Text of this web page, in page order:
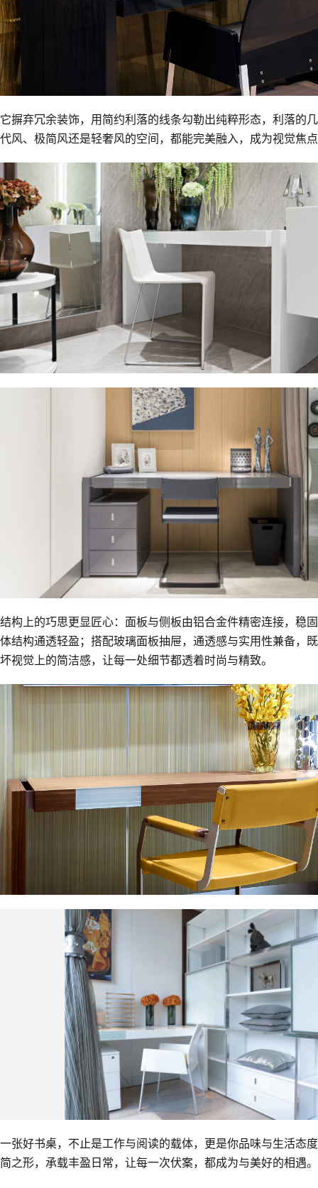
它摒弃冗余装饰，用简约利落的线条勾勒出纯粹形态，利落的
代风、极简风还是轻奢风的空间，都能完美融入，成为视觉焦
结构上的巧思更显匠心：面板与侧板由铝合金件精密连接，稳
体结构通透轻盈；搭配玻璃面板抽屉，通透感与实用性兼备，
坏视觉上的简洁感，让每一处细节都透着时尚与精致。
一张好书桌，不止是工作与阅读的载体，更是你品味与生活态
简之形，承载丰盈日常，让每一次伏案，都成为与美好的相遇。